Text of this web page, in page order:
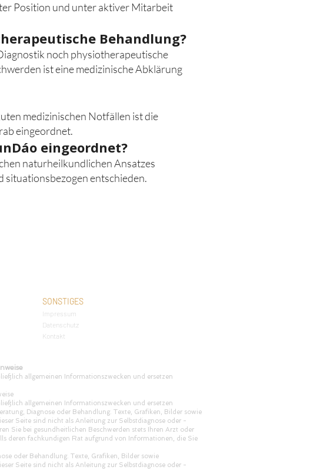
Position und unter aktiver Mitarbeit
Behandlung?
noch physiotherapeutische
ist eine medizinische Abklärung
medizinischen Notfällen ist die
eingeordnet.
eingeordnet?
naturheilkundlichen Ansatzes
situationsbezogen entschieden.
SONSTIGES
Impressum
Datenschutz
Kontakt
allgemeinen Informationszwecken und ersetzen
allgemeinen Informationszwecken und ersetzen
Diagnose oder Behandlung. Texte, Grafiken, Bilder sowie
Seite sind nicht als Anleitung zur Selbstdiagnose oder -
Sie bei gesundheitlichen Beschwerden stets Ihren Arzt oder
deren fachkundigen Rat aufgrund von Informationen, die Sie
oder Behandlung. Texte, Grafiken, Bilder sowie
Seite sind nicht als Anleitung zur Selbstdiagnose oder -